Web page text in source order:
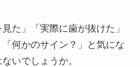
見た」「実際に歯が抜けた」
何かのサイン？」と気にな
いでしょうか。